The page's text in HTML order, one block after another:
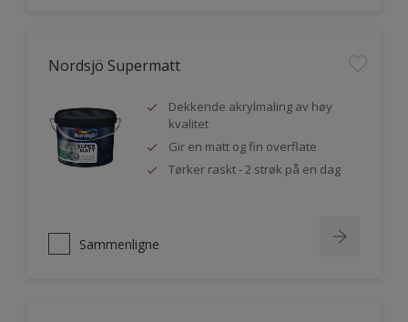
Nordsjö Supermatt
Dekkende akrylmaling av høy
kvalitet
Gir en matt og fin overflate
Tørker raskt - 2 strøk på en dag
Sammenligne